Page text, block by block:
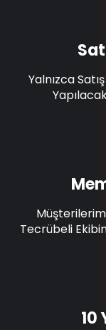
10
Tecrübeli
Yalnızca